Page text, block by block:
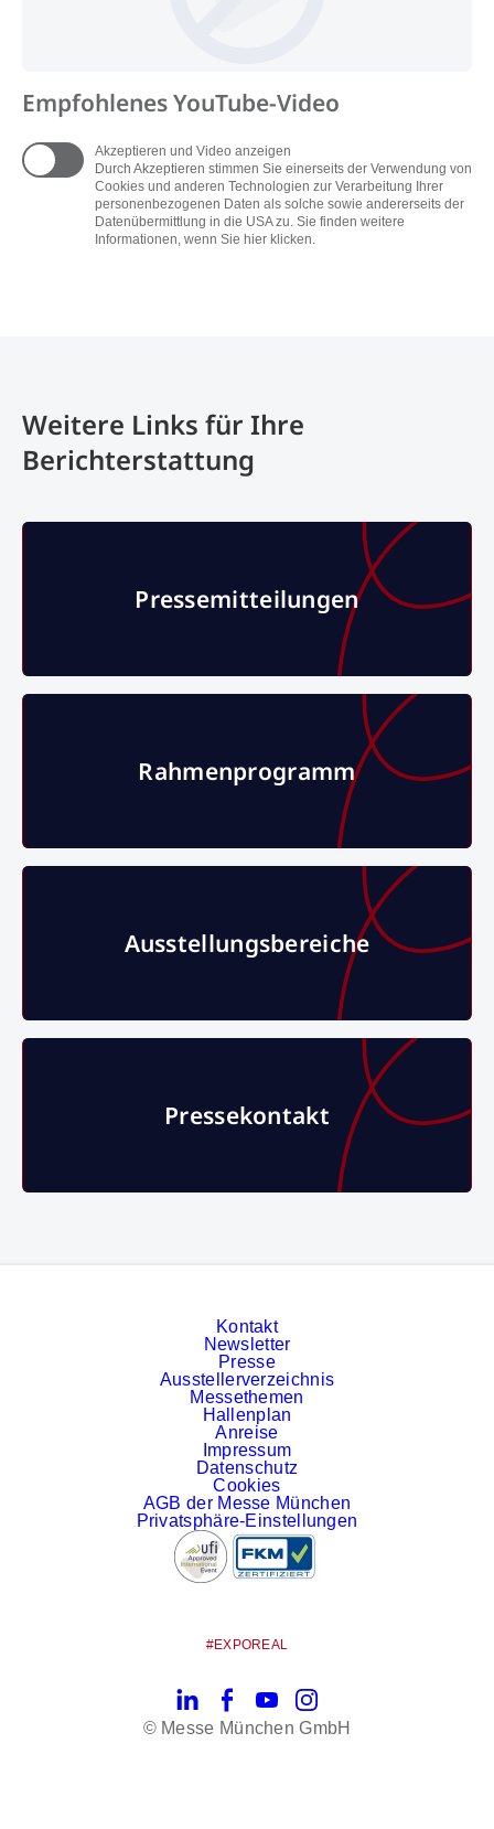
Empfohlenes YouTube-Video
Akzeptieren und Video anzeigen
Durch Akzeptieren stimmen Sie einerseits der Verwendung von
Cookies und anderen Technologien zur Verarbeitung Ihrer
personenbezogenen Daten als solche sowie andererseits der
Datenübermittlung in die USA zu. Sie finden weitere
Informationen, wenn Sie hier klicken.
Weitere Links für Ihre
Berichterstattung
Pressemitteilungen
Pressemitteilungen
Rahmenprogramm
Rahmenprogramm
Ausstellungsbereiche
Ausstellungsbereiche
Pressekontakt
Pressekontakt
Kontakt
Newsletter
Presse
Ausstellerverzeichnis
Messethemen
Hallenplan
Anreise
Impressum
Datenschutz
Cookies
AGB der Messe München
Privatsphäre-Einstellungen
#EXPOREAL
LinkedInFacebookYouTubeInstagram
© Messe München GmbH